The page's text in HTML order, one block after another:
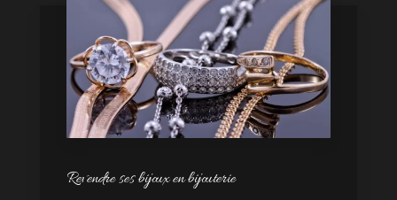
Revendre ses bijoux en bijouterie